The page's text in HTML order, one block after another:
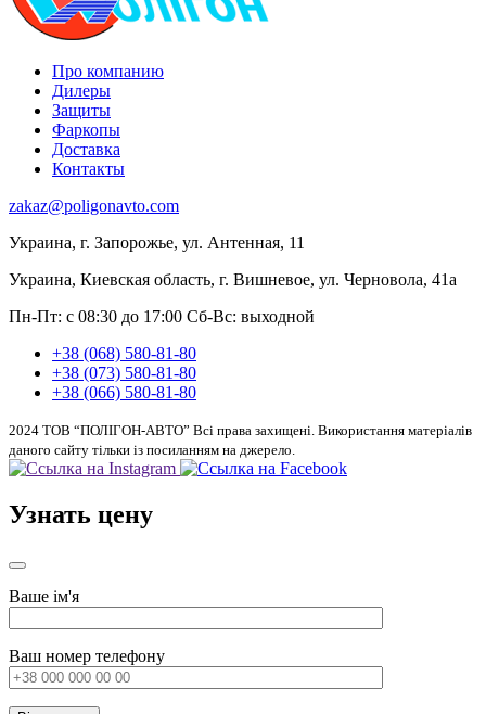
Про компанию
Дилеры
Защиты
Фаркопы
Доставка
Контакты
zakaz@poligonavto.com
Украина, г. Запорожье, ул. Антенная, 11
Украина, Киевская область, г. Вишневое, ул. Черновола, 41а
Пн-Пт: с 08:30 до 17:00 Сб-Вс: выходной
+38 (068) 580-81-80
+38 (073) 580-81-80
+38 (066) 580-81-80
2024 ТОВ “ПОЛІГОН-АВТО” Всі права захищені. Використання матеріалів
даного сайту тільки із посиланням на джерело.
Узнать цену
Ваше ім'я
Ваш номер телефону